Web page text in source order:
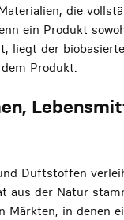
die
ein Produkt
liegt der
Produkt.
Duftstoffen
aus der Natur
Märkten, in denen